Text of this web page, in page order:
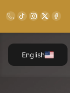
English